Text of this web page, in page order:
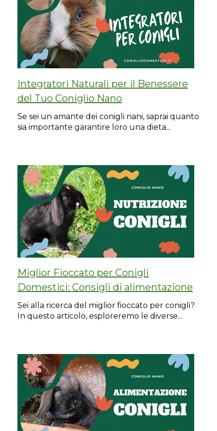
Integratori Naturali per il Benessere
del Tuo Coniglio Nano
Se sei un amante dei conigli nani, saprai quanto
sia importante garantire loro una dieta...
Miglior Fioccato per Conigli
Domestici: Consigli di alimentazione
Sei alla ricerca del miglior fioccato per conigli?
In questo articolo, esploreremo le diverse...